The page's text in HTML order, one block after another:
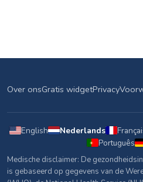
Over onsGratis widgetPrivacy
English Nederlands
Português
Medische disclaimer: De
is gebaseerd op gegevens van de